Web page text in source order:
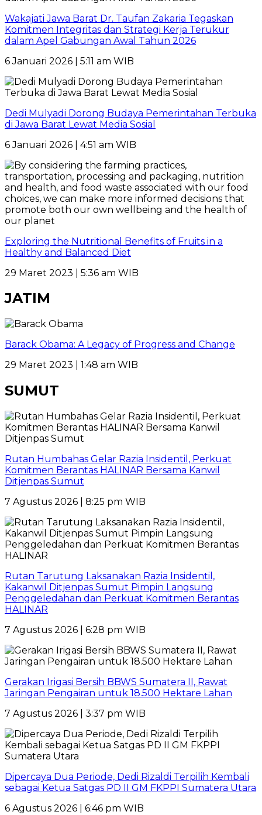
Wakajati Jawa Barat Dr. Taufan Zakaria Tegaskan
Komitmen Integritas dan Strategi Kerja Terukur
dalam Apel Gabungan Awal Tahun 2026
6 Januari 2026 | 5:11 am WIB
Dedi Mulyadi Dorong Budaya Pemerintahan Terbuka
di Jawa Barat Lewat Media Sosial
6 Januari 2026 | 4:51 am WIB
Exploring the Nutritional Benefits of Fruits in a
Healthy and Balanced Diet
29 Maret 2023 | 5:36 am WIB
JATIM
Barack Obama: A Legacy of Progress and Change
29 Maret 2023 | 1:48 am WIB
SUMUT
Rutan Humbahas Gelar Razia Insidentil, Perkuat
Komitmen Berantas HALINAR Bersama Kanwil
Ditjenpas Sumut
7 Agustus 2026 | 8:25 pm WIB
Rutan Tarutung Laksanakan Razia Insidentil,
Kakanwil Ditjenpas Sumut Pimpin Langsung
Penggeledahan dan Perkuat Komitmen Berantas
HALINAR
7 Agustus 2026 | 6:28 pm WIB
Gerakan Irigasi Bersih BBWS Sumatera II, Rawat
Jaringan Pengairan untuk 18.500 Hektare Lahan
7 Agustus 2026 | 3:37 pm WIB
Dipercaya Dua Periode, Dedi Rizaldi Terpilih Kembali
sebagai Ketua Satgas PD II GM FKPPI Sumatera Utara
6 Agustus 2026 | 6:46 pm WIB